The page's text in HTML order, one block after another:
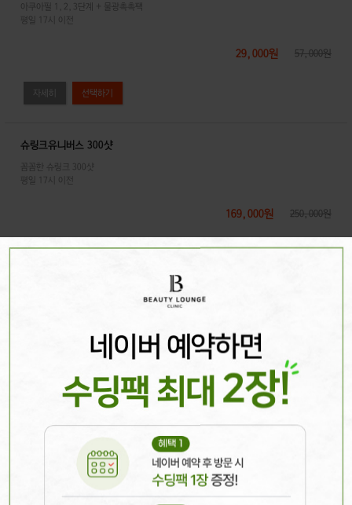
아쿠아필 1,2,3단계 + 물광촉촉팩
평일 17시 이전
자세히
29,000원 57,000원
슈링크유니버스 300샷
꼼꼼한 슈링크 300샷
평일 17시 이전
169,000원 250,000원
기미, 오타모반 등 진피성 색소 개선
자세히
199,000원
피코플러스 토닝 5회
피코토닝 + 광채촉촉팩